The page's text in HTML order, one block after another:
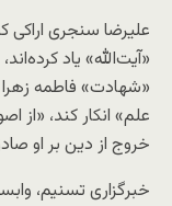
علیرضا سنجری اراکی
«آیت‌الله» یاد
«شهادت» فاطمه
علم» انکار کند،
خروج از دین بر او
خبرگزاری تسنیم،